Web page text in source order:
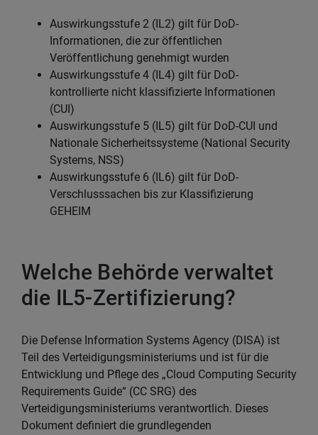
Auswirkungsstufe 2 (IL2) gilt für DoD-
Informationen, die zur öffentlichen
Veröffentlichung genehmigt wurden
Auswirkungsstufe 4 (IL4) gilt für DoD-
kontrollierte nicht klassifizierte Informationen
(CUI)
Auswirkungsstufe 5 (IL5) gilt für DoD-CUI und
Nationale Sicherheitssysteme (National Security
Systems, NSS)
Auswirkungsstufe 6 (IL6) gilt für DoD-
Verschlusssachen bis zur Klassifizierung
GEHEIM
Welche Behörde verwaltet
die IL5-Zertifizierung?
Die Defense Information Systems Agency (DISA) ist
Teil des Verteidigungsministeriums und ist für die
Entwicklung und Pflege des „Cloud Computing Security
Requirements Guide“ (CC SRG) des
Verteidigungsministeriums verantwortlich. Dieses
Dokument definiert die grundlegenden